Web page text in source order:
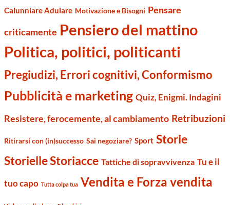
Calunniare Adulare Motivazione e Bisogni Pensare
criticamente Pensiero del mattino
Politica, politici, politicanti
Pregiudizi, Errori cognitivi, Conformismo
Pubblicità e marketing Quiz, Enigmi. Indagini
Resistere, ferocemente, al cambiamento Retribuzioni
Ritirarsi con (in)successo Sai negoziare? Sport Storie
Storielle Storiacce Tattiche di sopravvivenza Tu e il
tuo capo Tutta colpa tua Vendita e Forza vendita